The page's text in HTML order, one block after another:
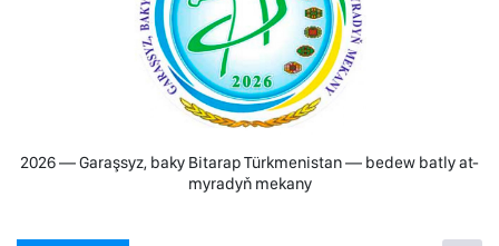
2026 — Garaşsyz, baky Bitarap Türkmenistan — bedew batly at-
myradyň mekany